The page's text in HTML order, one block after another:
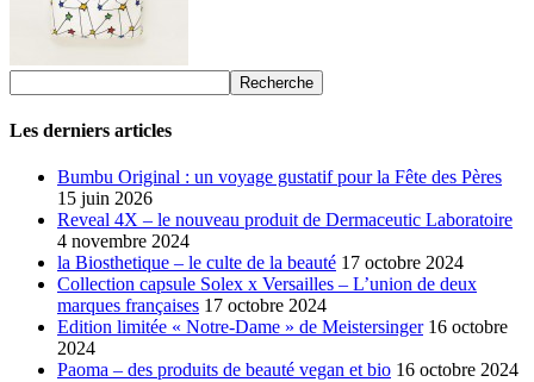
Les derniers articles
Bumbu Original : un voyage gustatif pour la Fête des Pères
15 juin 2026
Reveal 4X – le nouveau produit de Dermaceutic Laboratoire
4 novembre 2024
la Biosthetique – le culte de la beauté 17 octobre 2024
Collection capsule Solex x Versailles – L’union de deux
marques françaises 17 octobre 2024
Edition limitée « Notre-Dame » de Meistersinger 16 octobre
2024
Paoma – des produits de beauté vegan et bio 16 octobre 2024